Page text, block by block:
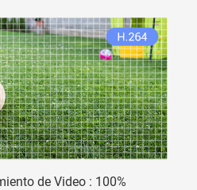
de Video : 100%